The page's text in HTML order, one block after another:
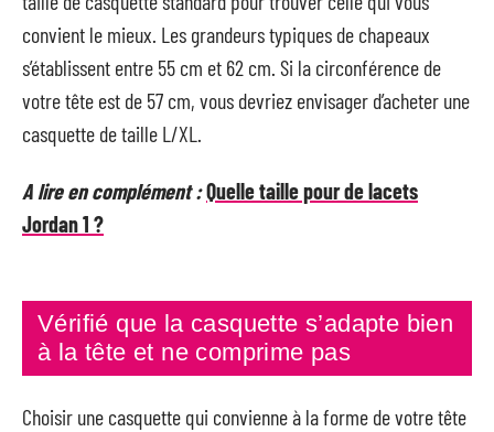
convient le mieux. Les grandeurs typiques de chapeaux
s’établissent entre 55 cm et 62 cm. Si la circonférence de
votre tête est de 57 cm, vous devriez envisager d’acheter une
casquette de taille L/XL.
A lire en complément :Quelle taille pour de lacets
Jordan 1 ?
Vérifié que la casquette s’adapte bien
à la tête et ne comprime pas
Choisir une casquette qui convienne à la forme de votre tête